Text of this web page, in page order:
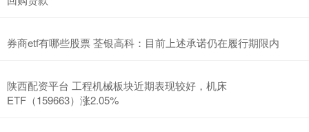
券商etf有哪些股票 荃银高科：目前上述承诺仍在履行期限内
陕西配资平台 工程机械板块近期表现较好，机床
ETF（159663）涨2.05%